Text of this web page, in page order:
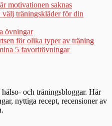
motivationen saknas
välj träningskläder för din
övningar
för olika typer av träning
5 favoritövningar
och träningsbloggar. Här
nyttiga recept, recensioner av